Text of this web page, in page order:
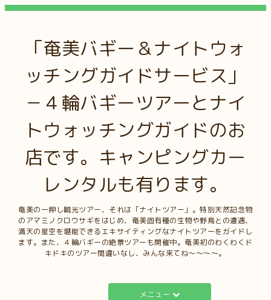
「奄美バギー＆ナイトウォ
ッチングガイドサービス」
－４輪バギーツアーとナイ
トウォッチングガイドのお
店です。キャンピングカー
レンタルも有ります。
奄美の一押し観光ツアー、それは「ナイトツアー」。特別天然記念物
のアマミノクロウサギをはじめ、奄美固有種の生物や野鳥との遭遇、
満天の星空を堪能できるエキサイティングなナイトツアーをガイドし
ます。また、４輪バギーの絶景ツアーも開催中。奄美初のわくわくド
キドキのツアー間違いなし、みんな来てね～～～～。
メニュー